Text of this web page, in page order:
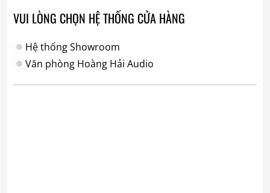
VUI LÒNG CHỌN HỆ THỐNG CỬA HÀNG
Hệ thống Showroom
Văn phòng Hoàng Hải Audio